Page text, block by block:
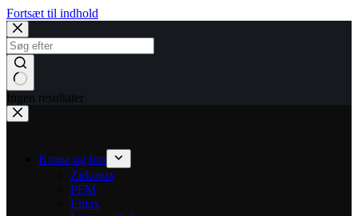
Fortsæt til indhold
Ingen resultater
Krone og bro
Zirkonia
PFM
Emax